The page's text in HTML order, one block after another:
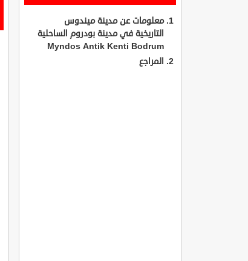
معلومات عن مدينة ميندوس
التاريخية في مدينة بودروم الساحلية
Myndos Antik Kenti Bodrum
المراجع